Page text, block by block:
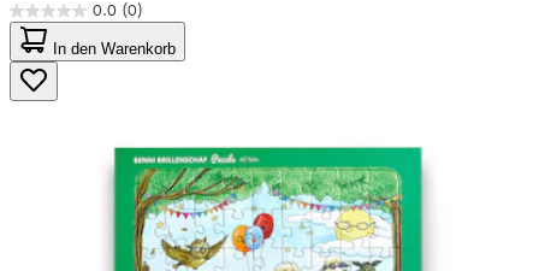
0.0 (0)
0.0
von
5
Sternen.
In den Warenkorb